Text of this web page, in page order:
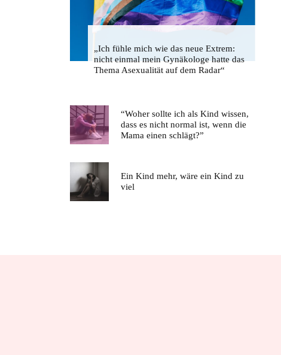
„Ich fühle mich wie das neue Extrem:
nicht einmal mein Gynäkologe hatte das
Thema Asexualität auf dem Radar“
“Woher sollte ich als Kind wissen,
dass es nicht normal ist, wenn die
Mama einen schlägt?”
Ein Kind mehr, wäre ein Kind zu
viel